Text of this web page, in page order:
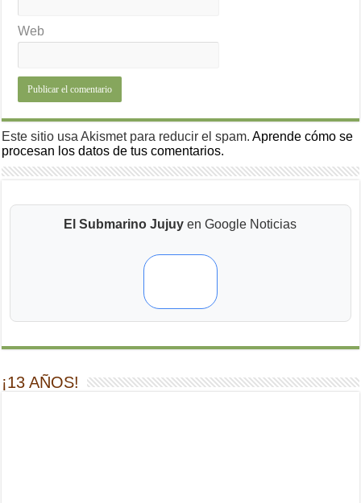
Web
Este sitio usa Akismet para reducir el spam.Aprende cómo se
procesan los datos de tus comentarios.
El Submarino Jujuy en Google Noticias
¡13 AÑOS!